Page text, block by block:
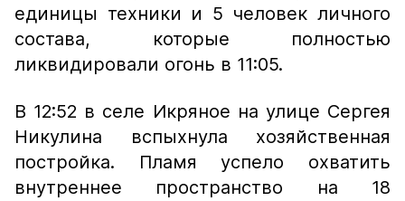
единицы техники и 5 человек личного
состава, которые полностью
ликвидировали огонь в 11:05.
В 12:52 в селе Икряное на улице Сергея
Никулина вспыхнула хозяйственная
постройка. Пламя успело охватить
внутреннее пространство на 18